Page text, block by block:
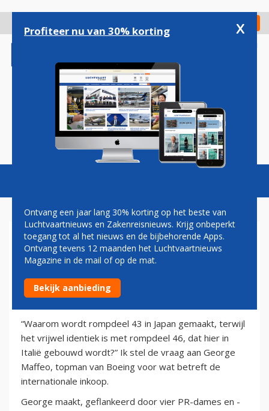
gaan
Check in
Magazine Podcasts Vacatures
GOOF BAKKER: BOEING 787:
FATTO IN ITALIA
15 oktober 2011
“Waarom wordt rompdeel 43 in Japan gemaakt, terwijl
het vrijwel identiek is met rompdeel 46, dat hier in
Italië gebouwd wordt?” Ik stel de vraag aan George
Maffeo, topman van Boeing voor wat betreft de
internationale inkoop.
George maakt, geflankeerd door vier PR-dames en -
Profiteer nu van 30% korting x
Ontvang een jaar lang 30% korting op het beste van
Luchtvaartnieuws en Zakenreisnieuws. Krijg onbeperkt
toegang tot al het nieuws en de bijbehorende Apps.
Ontvang tevens 12 maanden het Luchtvaartnieuws
Magazine in de mail of op de mat.
Bekijk aanbieding